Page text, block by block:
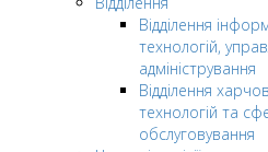
Відділення
технологій,
адміністрування
Відділення
технологій та
обслуговування